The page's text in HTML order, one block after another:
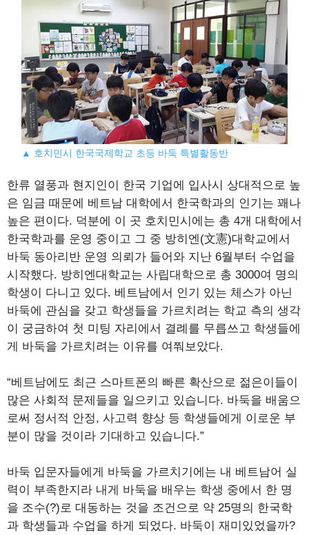
▲ 호치민시 한국국제학교 초등 바둑 특별활동반
한류 열풍과 현지인이 한국 기업에 입사시 상대적으로 높
은 임금 때문에 베트남 대학에서 한국학과의 인기는 꽤나
높은 편이다. 덕분에 이 곳 호치민시에는 총 4개 대학에서
한국학과를 운영 중이고 그 중 방히엔(文憲)대학교에서
바둑 동아리반 운영 의뢰가 들어와 지난 6월부터 수업을
시작했다. 방히엔대학교는 사립대학으로 총 3000여 명의
학생이 다니고 있다. 베트남에서 인기 있는 체스가 아닌
바둑에 관심을 갖고 학생들을 가르치려는 학교 측의 생각
이 궁금하여 첫 미팅 자리에서 결례를 무릅쓰고 학생들에
게 바둑을 가르치려는 이유를 여쭤보았다.
“베트남에도 최근 스마트폰의 빠른 확산으로 젊은이들이
많은 사회적 문제들을 일으키고 있습니다. 바둑을 배움으
로써 정서적 안정, 사고력 향상 등 학생들에게 이로운 부
분이 많을 것이라 기대하고 있습니다.”
바둑 입문자들에게 바둑을 가르치기에는 내 베트남어 실
력이 부족한지라 내게 바둑을 배우는 학생 중에서 한 명
을 조수(?)로 대동하는 것을 조건으로 약 25명의 한국학
과 학생들과 수업을 하게 되었다. 바둑이 재미있었을까?